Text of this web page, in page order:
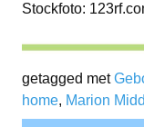
Stockfoto:
getagged met
home, Marion